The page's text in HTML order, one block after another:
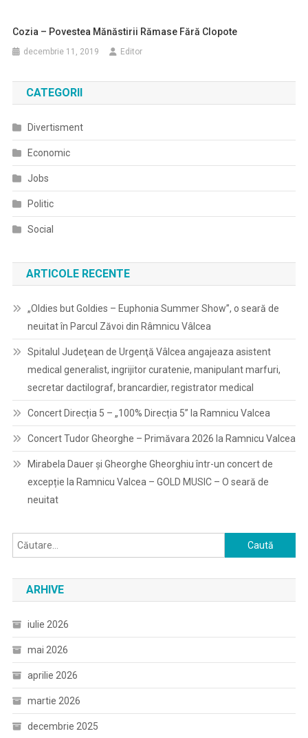
Cozia – Povestea Mănăstirii Rămase Fără Clopote
decembrie 11, 2019 Editor
CATEGORII
Divertisment
Economic
Jobs
Politic
Social
ARTICOLE RECENTE
„Oldies but Goldies – Euphonia Summer Show”, o seară de
neuitat în Parcul Zăvoi din Râmnicu Vâlcea
Spitalul Judeţean de Urgenţă Vâlcea angajeaza asistent
medical generalist, ingrijitor curatenie, manipulant marfuri,
secretar dactilograf, brancardier, registrator medical
Concert Direcția 5 – „100% Direcția 5” la Ramnicu Valcea
Concert Tudor Gheorghe – Primăvara 2026 la Ramnicu Valcea
Mirabela Dauer și Gheorghe Gheorghiu într-un concert de
excepție la Ramnicu Valcea – GOLD MUSIC – O seară de
neuitat
Caută
după:
ARHIVE
iulie 2026
mai 2026
aprilie 2026
martie 2026
decembrie 2025